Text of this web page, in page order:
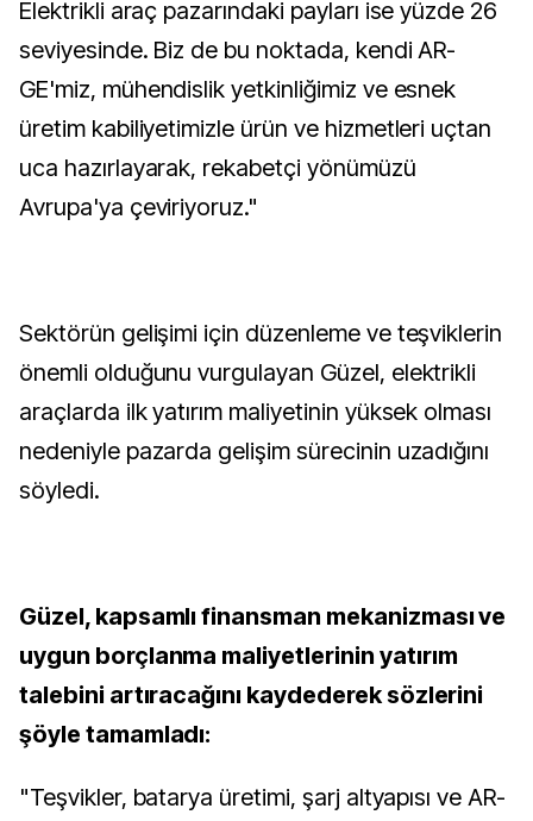
Elektrikli araç pazarındaki payları ise yüzde 26
seviyesinde. Biz de bu noktada, kendi AR-
GE'miz, mühendislik yetkinliğimiz ve esnek
üretim kabiliyetimizle ürün ve hizmetleri uçtan
uca hazırlayarak, rekabetçi yönümüzü
Avrupa'ya çeviriyoruz."
Sektörün gelişimi için düzenleme ve teşviklerin
önemli olduğunu vurgulayan Güzel, elektrikli
araçlarda ilk yatırım maliyetinin yüksek olması
nedeniyle pazarda gelişim sürecinin uzadığını
söyledi.
Güzel, kapsamlı finansman mekanizması ve
uygun borçlanma maliyetlerinin yatırım
talebini artıracağını kaydederek sözlerini
şöyle tamamladı:
"Teşvikler, batarya üretimi, şarj altyapısı ve AR-